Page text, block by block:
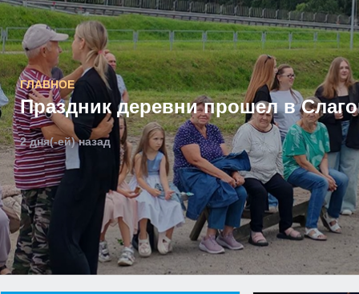
ГЛАВНОЕ
Праздник деревни прошел в
2 дня(-ей) назад